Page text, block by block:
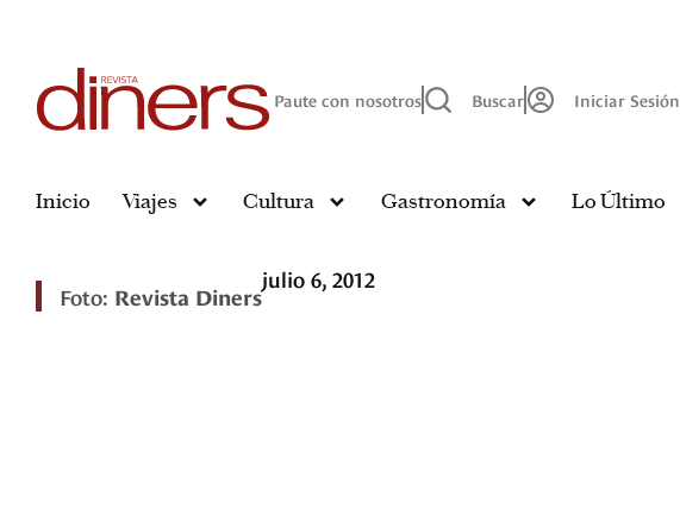
Paute con nosotros Buscar Iniciar Sesión
Inicio Viajes Cultura Gastronomía Lo Último
Foto: Revista Diners
julio 6, 2012